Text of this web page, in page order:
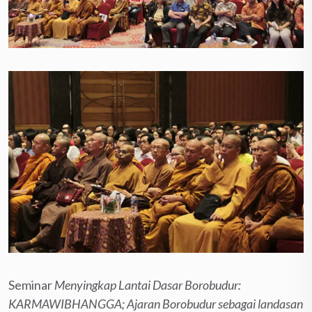
SeminarMenyingkap Lantai Dasar Borobudur:
KARMAWIBHANGGA; Ajaran Borobudur sebagai landasan